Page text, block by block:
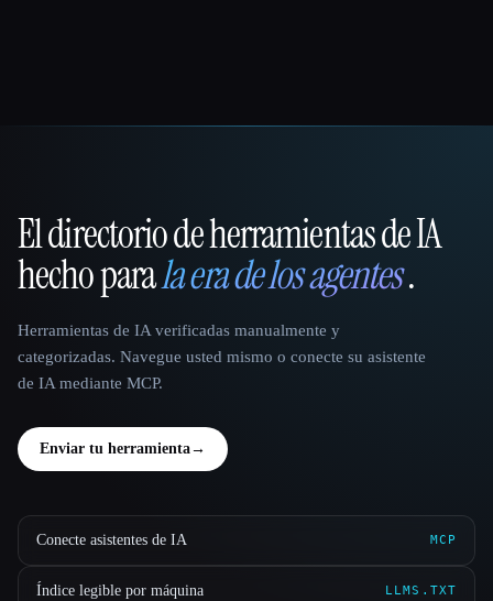
That AI Collection
El directorio de herramientas de IA
hecho parala era de los agentes.
Herramientas de IA verificadas manualmente y
categorizadas. Navegue usted mismo o conecte su asistente
de IA mediante MCP.
Enviar tu herramienta→
Conecte asistentes de IA MCP
Índice legible por máquina LLMS.TXT